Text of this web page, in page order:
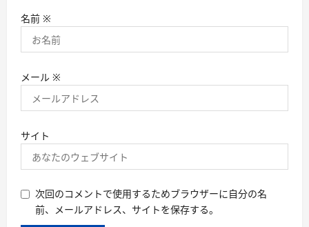
名前 ※
メール ※
サイト
次回のコメントで使用するためブラウザーに自分の名
前、メールアドレス、サイトを保存する。